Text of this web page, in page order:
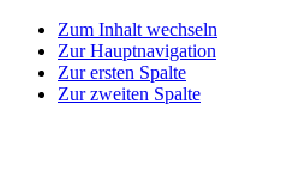
Zum Inhalt wechseln
Zur Hauptnavigation
Zur ersten Spalte
Zur zweiten Spalte